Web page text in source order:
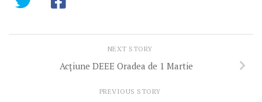
NEXT STORY
Acțiune DEEE Oradea de 1 Martie
PREVIOUS STORY